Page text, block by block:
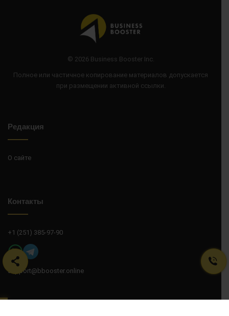
© 2026 Business Booster Inc.
Полное или частичное копирование материалов допускается
при размещении активной ссылки.
Редакция
О сайте
Контакты
+1 (251) 385-97-90
support@bbooster.online